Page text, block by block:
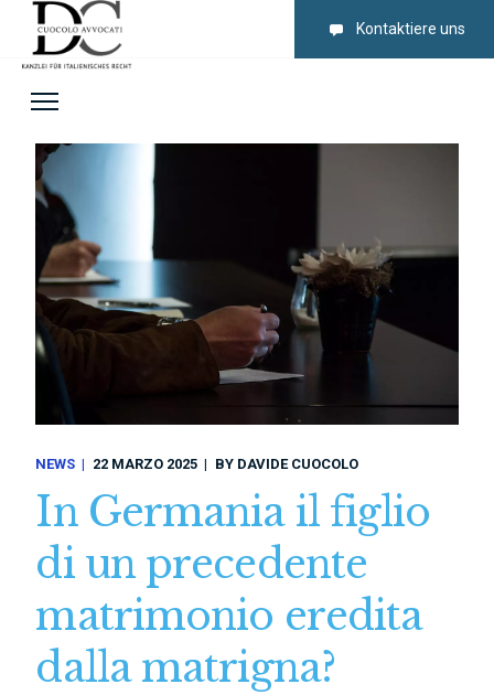
Kontaktiere uns
NEWS 22 MARZO 2025 BY DAVIDE CUOCOLO
In Germania il figlio
di un precedente
matrimonio eredita
dalla matrigna?